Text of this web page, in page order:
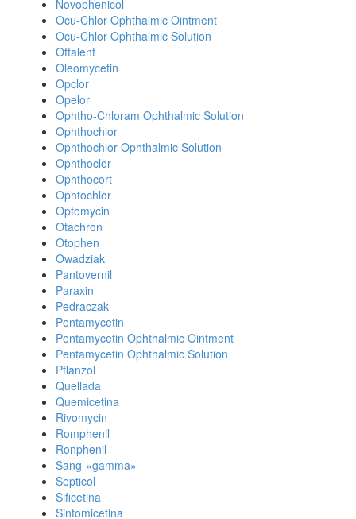
Novophenicol
Ocu-Chlor Ophthalmic Ointment
Ocu-Chlor Ophthalmic Solution
Oftalent
Oleomycetin
Opclor
Opelor
Ophtho-Chloram Ophthalmic Solution
Ophthochlor
Ophthochlor Ophthalmic Solution
Ophthoclor
Ophthocort
Ophtochlor
Optomycin
Otachron
Otophen
Owadziak
Pantovernil
Paraxin
Pedraczak
Pentamycetin
Pentamycetin Ophthalmic Ointment
Pentamycetin Ophthalmic Solution
Pflanzol
Quellada
Quemicetina
Rivomycin
Romphenil
Ronphenil
Sang-«gamma»
Septicol
Sificetina
Sintomicetina